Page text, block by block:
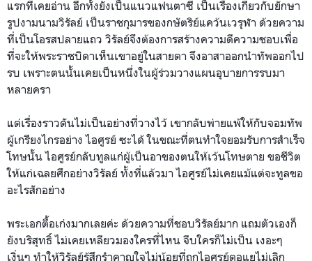
แรกที่เคยอ่าน อีกทั้งยังเป็นแนวแฟนตาซี เป็นเรื่องเกี่ยวกับยักษา
รูปงามนามวิรัลย์ เป็นราชกุมารของกษัตริย์แคว้นเวรุฬา ด้วยความ
ที่เป็นโอรสปลายแถว วิรัลย์จึงต้องการสร้างความดีความชอบเพื่อ
ที่จะให้พระราชบิดาเห็นเขาอยู่ในสายตา จึงอาสาออกนำทัพออกไป
รบ เพราะตนนั้นเคยเป็นหนึ่งในผู้ร่วมวางแผนอุบายการรบมา
หลายครา
แต่เรื่องราวดันไม่เป็นอย่างที่วางไว้ เขากลับพ่ายแพ้ให้กับจอมทัพ
ผู้เกรียงไกรอย่าง ไอศูรย์ ซะได้ ในขณะที่ตนทำใจยอมรับการสำเร็จ
โทษนั้น ไอศูรย์กลับทูลแก่ผู้เป็นอาของตนให้เว้นโทษตาย ขอชีวิต
ให้แก่เฉลยศึกอย่างวิรัลย์ ทั้งที่แล้วมา ไอศูรย์ไม่เคยแม้แต่จะทูลขอ
อะไรสักอย่าง
พระเอกตื้อเก่งมากเลยค่ะ ด้วยความที่ชอบวิรัลย์มาก แถมตัวเองก็
ยังบริสุทธิ์ ไม่เคยเหลียวมองใครที่ไหน จีบใครก็ไม่เป็น เงอะๆ
เงิ่นๆ ทำให้วิรัลย์รู้สึกรำคาญใจไม่น้อยที่ถูกไอศูรย์ตอแยไม่เลิก